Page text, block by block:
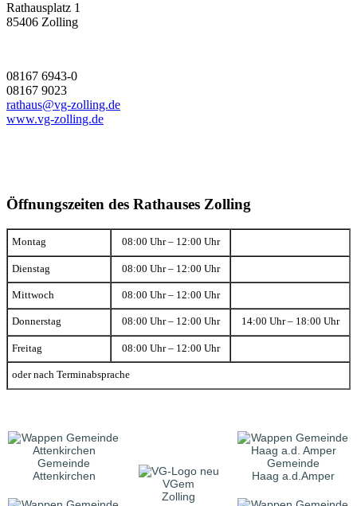
Rathausplatz 1
85406 Zolling
08167 6943-0
08167 9023
rathaus@vg-zolling.de
www.vg-zolling.de
Öffnungszeiten des Rathauses Zolling
Montag 08:00 Uhr – 12:00 Uhr
Dienstag 08:00 Uhr – 12:00 Uhr
Mittwoch 08:00 Uhr – 12:00 Uhr
Donnerstag 08:00 Uhr – 12:00 Uhr 14:00 Uhr – 18:00 Uhr
Freitag 08:00 Uhr – 12:00 Uhr
oder nach Terminabsprache
Gemeinde
Attenkirchen
VGem
Zolling
Gemeinde
Haag a.d.Amper